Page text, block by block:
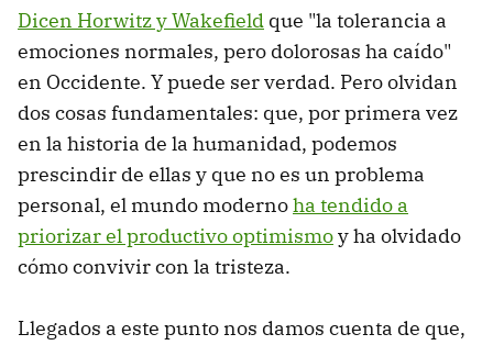
Dicen Horwitz y Wakefield que "la tolerancia a
emociones normales, pero dolorosas ha caído"
en Occidente. Y puede ser verdad. Pero olvidan
dos cosas fundamentales: que, por primera vez
en la historia de la humanidad, podemos
prescindir de ellas y que no es un problema
personal, el mundo modernoha tendido a
priorizar el productivo optimismoy ha olvidado
cómo convivir con la tristeza.
Llegados a este punto nos damos cuenta de que,